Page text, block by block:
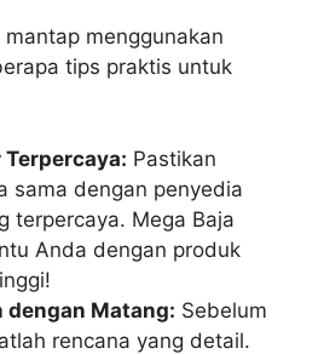
menggunakan
tips praktis untuk
Pastikan
sama dengan penyedia
terpercaya. Mega Baja
Anda dengan produk
dengan Matang: Sebelum
rencana yang detail.